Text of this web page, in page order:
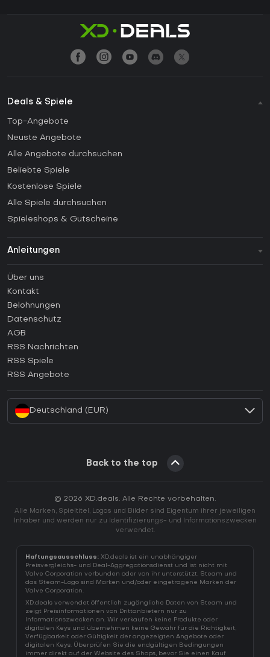
Deals & Spiele
Top-Angebote
Neuste Angebote
Alle Angebote durchsuchen
Beliebte Spiele
Kostenlose Spiele
Alle Spiele durchsuchen
Spieleshops & Gutscheine
Anleitungen
Anleitungen
Wie aktiviert man einen Steam CD Key?
Wie aktiviert man einen Epic Games CD Key?
Wie aktiviert man einen GOG CD Key?
Wie aktiviert man einen Ubisoft Connect CD Key?
Über uns
Kontakt
Belohnungen
Datenschutz
AGB
RSS Nachrichten
RSS Spiele
RSS Angebote
Deutschland (EUR)
Back to the top
© 2026 XD.deals. Alle Rechte vorbehalten.
Alle Marken, Spieltitel, Logos und Bilder sind Eigentum ihrer jeweiligen
Inhaber und werden nur zu Identifizierungs- und Informationszwecken
verwendet.
Haftungsausschluss: XD.deals ist ein unabhängiger
Preisvergleichs- und Deal-Aggregationsdienst und ist nicht mit
Valve Corporation verbunden oder von ihr unterstützt. Steam und
das Steam-Logo sind Marken und/oder eingetragene Marken der
Valve Corporation.
XD.deals verwendet öffentlich zugängliche Daten von Steam und
zeigt Preisinformationen von Drittanbietern nur zu
Informationszwecken an. Wir verkaufen keine Produkte oder
digitalen Keys und übernehmen keine Gewähr für die Richtigkeit,
Verfügbarkeit oder Gültigkeit der angezeigten Angebote oder
digitalen Keys. Überprüfen Sie die endgültigen Bedingungen
immer direkt auf der Website des Shops, bevor Sie einen Kauf